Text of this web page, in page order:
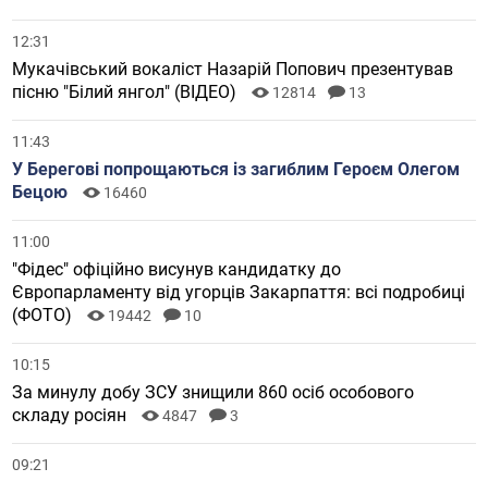
12:31
Мукачівський вокаліст Назарій Попович презентував
пісню "Білий янгол" (ВІДЕО)
12814 13
11:43
У Берегові попрощаються із загиблим Героєм Олегом
Бецою
16460
11:00
"Фідес" офіційно висунув кандидатку до
Європарламенту від угорців Закарпаття: всі подробиці
(ФОТО)
19442 10
10:15
За минулу добу ЗСУ знищили 860 осіб особового
складу росіян
4847 3
09:21